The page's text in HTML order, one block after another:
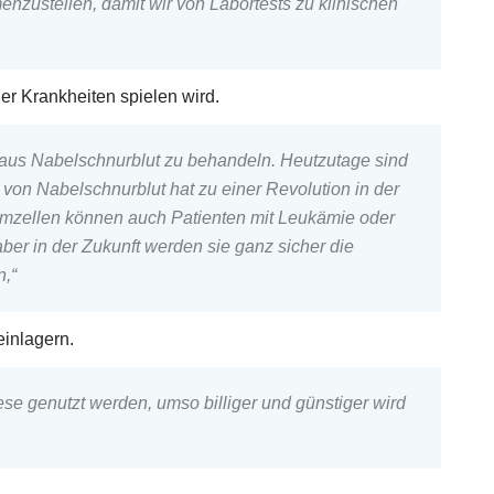
damit wir von Labortests zu klinischen
Krankheiten spielen wird.
Nabelschnurblut zu behandeln. Heutzutage sind
Nabelschnurblut hat zu einer Revolution in der
können auch Patienten mit Leukämie oder
in der Zukunft werden sie ganz sicher die
genutzt werden, umso billiger und günstiger wird